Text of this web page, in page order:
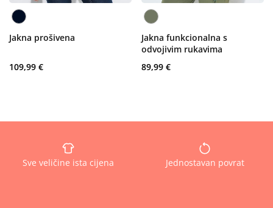
Jakna prošivena
109,99 €
Jakna funkcionalna s
odvojivim rukavima
89,99 €
Sve veličine ista cijena Jednostavan povrat